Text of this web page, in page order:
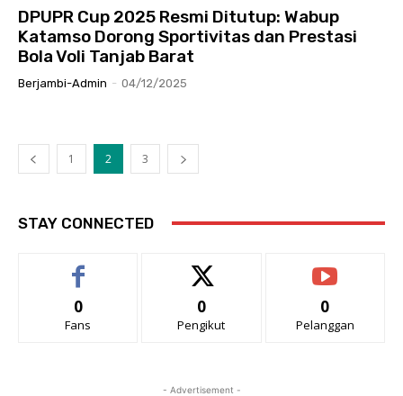
DPUPR Cup 2025 Resmi Ditutup: Wabup
Katamso Dorong Sportivitas dan Prestasi
Bola Voli Tanjab Barat
Berjambi-Admin - 04/12/2025
1 2 3
STAY CONNECTED
0
Fans
0
Pengikut
0
Pelanggan
- Advertisement -